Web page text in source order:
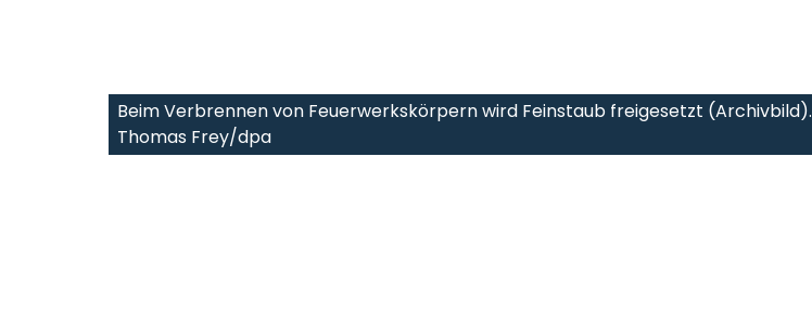
Beim Verbrennen von Feuerwerkskörpern wird Feinstaub freigesetzt (Archivbild).
Thomas Frey/dpa